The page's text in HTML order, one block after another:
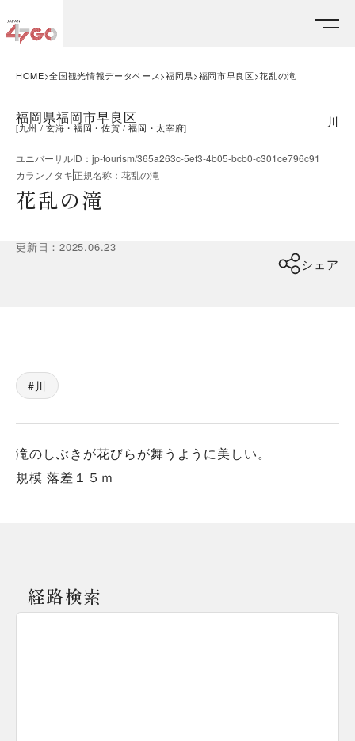
HOME 全国観光情報データベース 福岡県 福岡市早良区 花乱の滝
福岡県福岡市早良区
[九州 玄海・福岡・佐賀 福岡・太宰府] 川
ユニバーサルID ： jp-tourism/365a263c-5ef3-4b05-bcb0-c301ce796c91
カランノタキ正規名称 ： 花乱の滝
花乱の滝
更新日 ：2025.06.23
シェア
川
滝のしぶきが花びらが舞うように美しい。
規模 落差１５ｍ
経路検索